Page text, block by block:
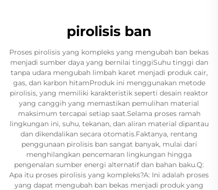
pirolisis ban
Proses pirolisis yang kompleks yang mengubah ban bekas
menjadi sumber daya yang bernilai tinggiSuhu tinggi dan
tanpa udara mengubah limbah karet menjadi produk cair,
gas, dan karbon hitamProduk ini menggunakan metode
pirolisis, yang memiliki karakteristik seperti desain reaktor
yang canggih yang memastikan pemulihan material
maksimum tercapai setiap saat.Selama proses ramah
lingkungan ini, suhu, tekanan, dan aliran material dipantau
dan dikendalikan secara otomatis.Faktanya, rentang
penggunaan pirolisis ban sangat banyak, mulai dari
menghilangkan pencemaran lingkungan hingga
pengenalan sumber energi alternatif dan bahan baku.Q:
Apa itu proses pirolisis yang kompleks?A: Ini adalah proses
yang dapat mengubah ban bekas menjadi produk yang